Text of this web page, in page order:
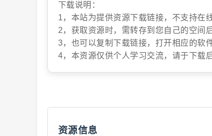
抖
下载说明：
1，本站为提供资源下载链接，不支持在
2，获取资源时，需转存到您自己的空间
3，也可以复制下载链接，打开相应的软
4，本资源仅供个人学习交流，请于下载
资源信息